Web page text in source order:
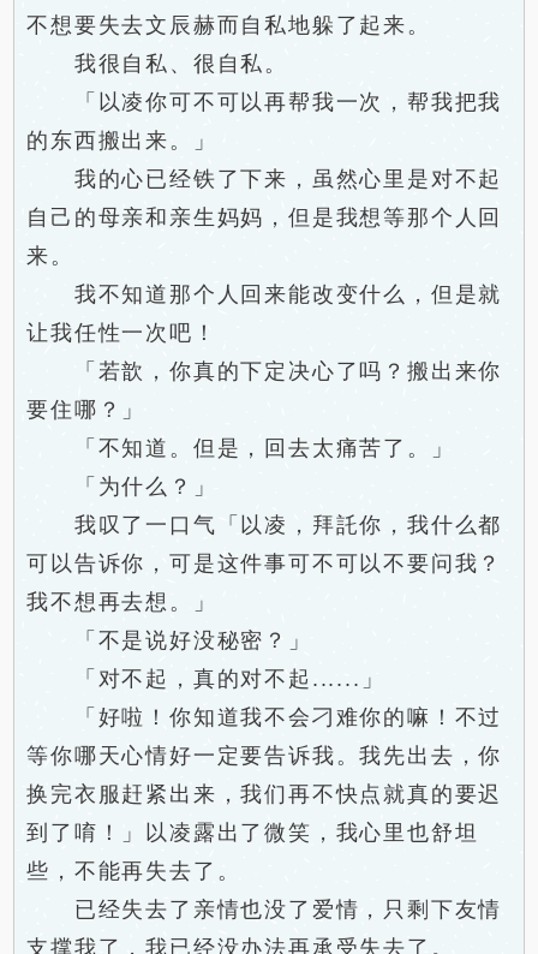
不想要失去文辰赫而自私地躲了起来。
我很自私、很自私。
「以凌你可不可以再帮我一次，帮我把我
的东西搬出来。」
我的心已经铁了下来，虽然心里是对不起
自己的母亲和亲生妈妈，但是我想等那个人回
来。
我不知道那个人回来能改变什么，但是就
让我任性一次吧！
「若歆，你真的下定决心了吗？搬出来你
要住哪？」
「不知道。但是，回去太痛苦了。」
「为什么？」
我叹了一口气「以凌，拜託你，我什么都
可以告诉你，可是这件事可不可以不要问我？
我不想再去想。」
「不是说好没秘密？」
「对不起，真的对不起......」
「好啦！你知道我不会刁难你的嘛！不过
等你哪天心情好一定要告诉我。我先出去，你
换完衣服赶紧出来，我们再不快点就真的要迟
到了唷！」以凌露出了微笑，我心里也舒坦
些，不能再失去了。
已经失去了亲情也没了爱情，只剩下友情
支撑我了，我已经没办法再承受失去了。